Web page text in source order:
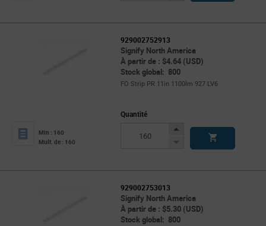
929002752913
Signify North America
À partir de : $4.64 (USD)
Stock global: 800
FO Strip PR 11in 1100lm 927 LV6
Min : 160
Mult. de : 160
Quantité
Increase
Decrease
929002753013
Signify North America
À partir de : $5.30 (USD)
Stock global: 800